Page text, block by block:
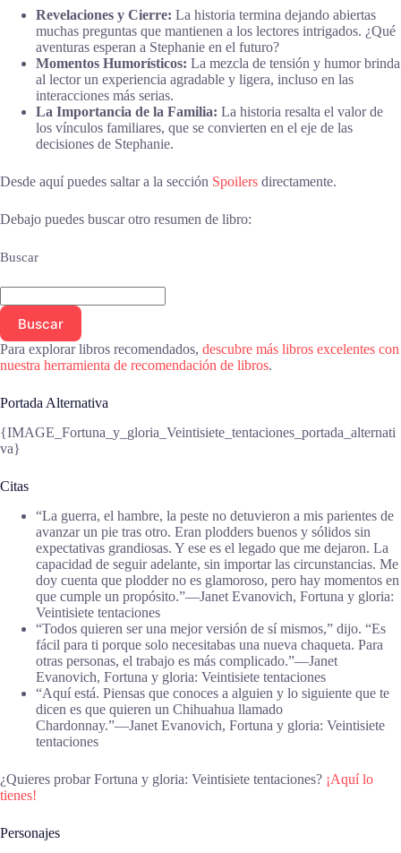
Revelaciones y Cierre: La historia termina dejando abiertas
muchas preguntas que mantienen a los lectores intrigados. ¿Qué
aventuras esperan a Stephanie en el futuro?
Momentos Humorísticos: La mezcla de tensión y humor brinda
al lector un experiencia agradable y ligera, incluso en las
interacciones más serias.
La Importancia de la Familia: La historia resalta el valor de
los vínculos familiares, que se convierten en el eje de las
decisiones de Stephanie.
Desde aquí puedes saltar a la sección Spoilers directamente.
Debajo puedes buscar otro resumen de libro:
Buscar
Buscar
Para explorar libros recomendados, descubre más libros excelentes con
nuestra herramienta de recomendación de libros.
Portada Alternativa
{IMAGE_Fortuna_y_gloria_Veintisiete_tentaciones_portada_alternati
va}
Citas
“La guerra, el hambre, la peste no detuvieron a mis parientes de
avanzar un pie tras otro. Eran plodders buenos y sólidos sin
expectativas grandiosas. Y ese es el legado que me dejaron. La
capacidad de seguir adelante, sin importar las circunstancias. Me
doy cuenta que plodder no es glamoroso, pero hay momentos en
que cumple un propósito.”―Janet Evanovich, Fortuna y gloria:
Veintisiete tentaciones
“Todos quieren ser una mejor versión de sí mismos,” dijo. “Es
fácil para ti porque solo necesitabas una nueva chaqueta. Para
otras personas, el trabajo es más complicado.”―Janet
Evanovich, Fortuna y gloria: Veintisiete tentaciones
“Aquí está. Piensas que conoces a alguien y lo siguiente que te
dicen es que quieren un Chihuahua llamado
Chardonnay.”―Janet Evanovich, Fortuna y gloria: Veintisiete
tentaciones
¿Quieres probar Fortuna y gloria: Veintisiete tentaciones? ¡Aquí lo
tienes!
Personajes